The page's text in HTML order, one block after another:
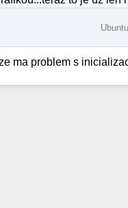
ma problem s